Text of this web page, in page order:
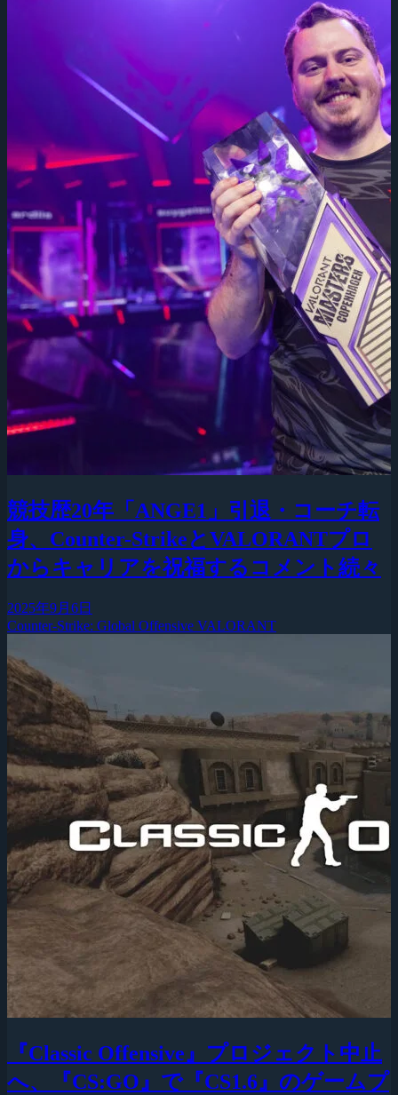
競技歴20年「ANGE1」引退・コーチ転
身、Counter-StrikeとVALORANTプロ
からキャリアを祝福するコメント続々
2025年9月6日
Counter-Strike: Global Offensive VALORANT
『Classic Offensive』プロジェクト中止
へ、『CS:GO』で『CS1.6』のゲームプ